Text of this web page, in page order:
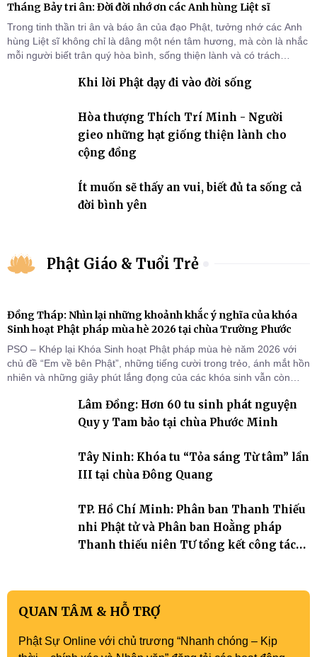
Tháng Bảy tri ân: Đời đời nhớ ơn các Anh hùng Liệt sĩ
Trong tinh thần tri ân và báo ân của đạo Phật, tưởng nhớ các Anh
hùng Liệt sĩ không chỉ là dâng một nén tâm hương, mà còn là nhắc
mỗi người biết trân quý hòa bình, sống thiện lành và có trách
Khi lời Phật dạy đi vào đời sống
Hòa thượng Thích Trí Minh - Người
gieo những hạt giống thiện lành cho
cộng đồng
Ít muốn sẽ thấy an vui, biết đủ ta sống cả
đời bình yên
Phật Giáo & Tuổi Trẻ
Đồng Tháp: Nhìn lại những khoảnh khắc ý nghĩa của khóa
Sinh hoạt Phật pháp mùa hè 2026 tại chùa Trường Phước
PSO – Khép lại Khóa Sinh hoạt Phật pháp mùa hè năm 2026 với
chủ đề “Em về bên Phật”, những tiếng cười trong trẻo, ánh mắt hồn
nhiên và những giây phút lắng đọng của các khóa sinh vẫn còn
Tháp). Những tuần tu học ngắn ngủi nhưng đã trở thành hành
trang quý báu, gieo những hạt giống thiện l
Lâm Đồng: Hơn 60 tu sinh phát nguyện
Quy y Tam bảo tại chùa Phước Minh
Tây Ninh: Khóa tu “Tỏa sáng Từ tâm” lần
III tại chùa Đông Quang
TP. Hồ Chí Minh: Phân ban Thanh Thiếu
nhi Phật tử và Phân ban Hoằng pháp
Thanh thiếu niên TƯ tổng kết công tác
QUAN TÂM & HỖ TRỢ
Phật Sự Online với chủ trương “Nhanh chóng – Kịp